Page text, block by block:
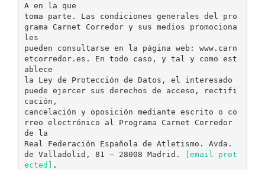
A en la que
toma parte. Las condiciones generales del pro
grama Carnet Corredor y sus medios promociona
les
pueden consultarse en la página web: www.carn
etcorredor.es. En todo caso, y tal y como est
ablece
la Ley de Protección de Datos, el interesado
puede ejercer sus derechos de acceso, rectifi
cación,
cancelación y oposición mediante escrito o co
rreo electrónico al Programa Carnet Corredor
de la
Real Federación Española de Atletismo. Avda.
de Valladolid, 81 – 28008 Madrid.
[email prot
ected] .